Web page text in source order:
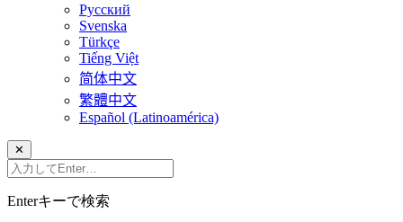
Русский
Svenska
Türkçe
Tiếng Việt
简体中文
繁體中文
Español (Latinoamérica)
✕
Enterキーで検索